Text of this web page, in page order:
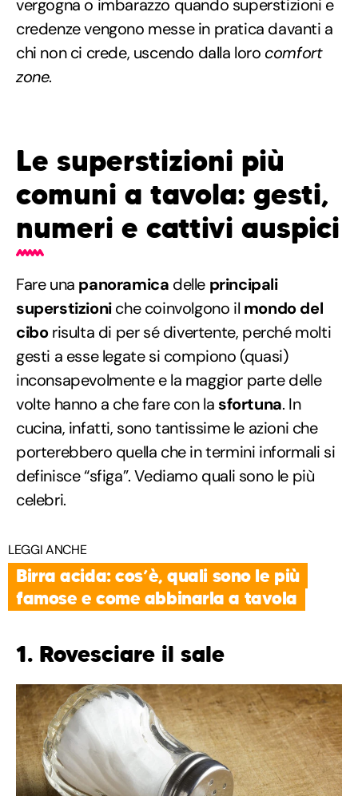
vergogna o imbarazzo quando superstizioni e
credenze vengono messe in pratica davanti a
chi non ci crede, uscendo dalla loro comfort
zone.
Le superstizioni più
comuni a tavola: gesti,
numeri e cattivi auspici
Fare una panoramica delle principali
superstizioniche coinvolgono il mondo del
ciborisulta di per sé divertente, perché molti
gesti a esse legate si compiono (quasi)
inconsapevolmente e la maggior parte delle
volte hanno a che fare con la sfortuna. In
cucina, infatti, sono tantissime le azioni che
porterebbero quella che in termini informali si
definisce “sfiga”. Vediamo quali sono le più
celebri.
LEGGI ANCHE
Birra acida: cos’è, quali sono le più
famose e come abbinarla a tavola
1. Rovesciare il sale